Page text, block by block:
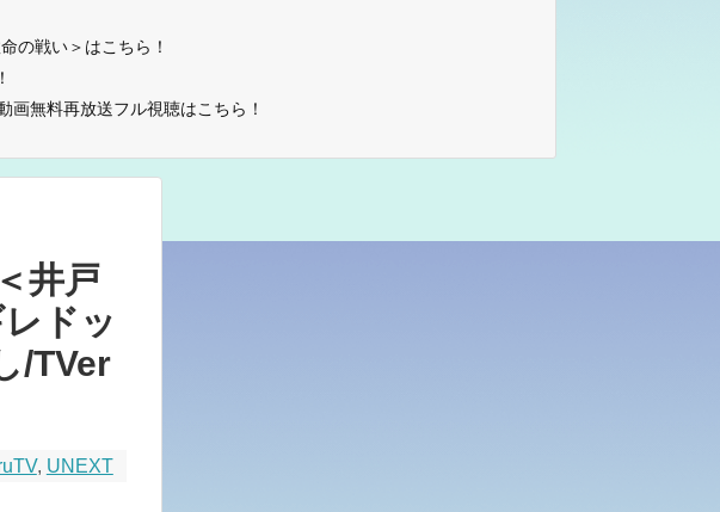
の戦い＞はこちら！
画無料再放送フル視聴はこちら！
井戸
ドッ
/TVer
, UNEXT